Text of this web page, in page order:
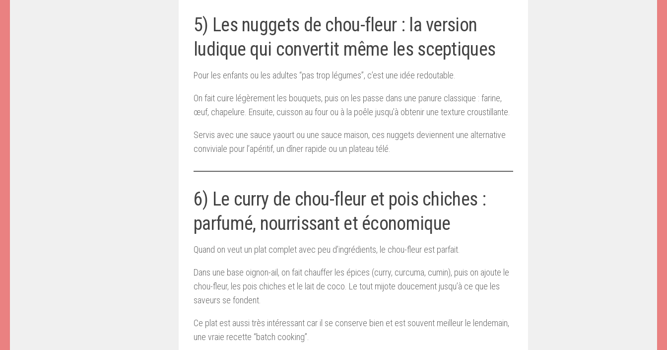
5) Les nuggets de chou-fleur : la version
ludique qui convertit même les sceptiques
Pour les enfants ou les adultes “pas trop légumes”, c’est une idée redoutable.
On fait cuire légèrement les bouquets, puis on les passe dans une panure classique : farine,
œuf, chapelure. Ensuite, cuisson au four ou à la poêle jusqu’à obtenir une texture croustillante.
Servis avec une sauce yaourt ou une sauce maison, ces nuggets deviennent une alternative
conviviale pour l’apéritif, un dîner rapide ou un plateau télé.
6) Le curry de chou-fleur et pois chiches :
parfumé, nourrissant et économique
Quand on veut un plat complet avec peu d’ingrédients, le chou-fleur est parfait.
Dans une base oignon-ail, on fait chauffer les épices (curry, curcuma, cumin), puis on ajoute le
chou-fleur, les pois chiches et le lait de coco. Le tout mijote doucement jusqu’à ce que les
saveurs se fondent.
Ce plat est aussi très intéressant car il se conserve bien et est souvent meilleur le lendemain,
une vraie recette “batch cooking”.